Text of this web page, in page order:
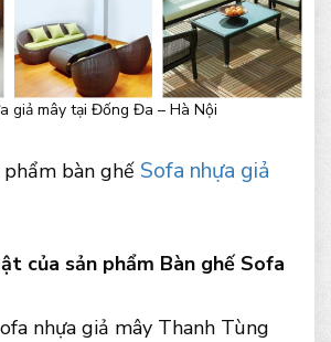
giả mây tại Đống Đa – Hà Nội
bàn ghế Sofa nhựa giả
của sản phẩm Bàn ghế Sofa
nhựa giả mây Thanh Tùng